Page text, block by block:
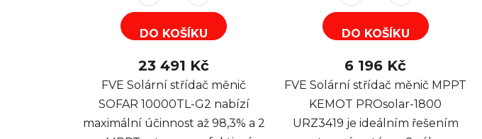
DO KOŠÍKU
23 491 Kč
FVE Solární střídač měnič
SOFAR 10000TL-G2 nabízí
maximální účinnost až 98,3% a 2
DO KOŠÍKU
6 196 Kč
FVE Solární střídač měnič MPPT
KEMOT PROsolar-1800
URZ3419 je ideálním řešením